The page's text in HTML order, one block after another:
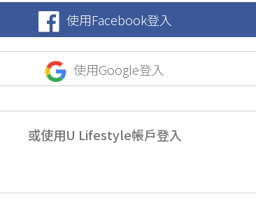
使用Facebook登入
使用Google登入
或使用U Lifestyle帳戶登入